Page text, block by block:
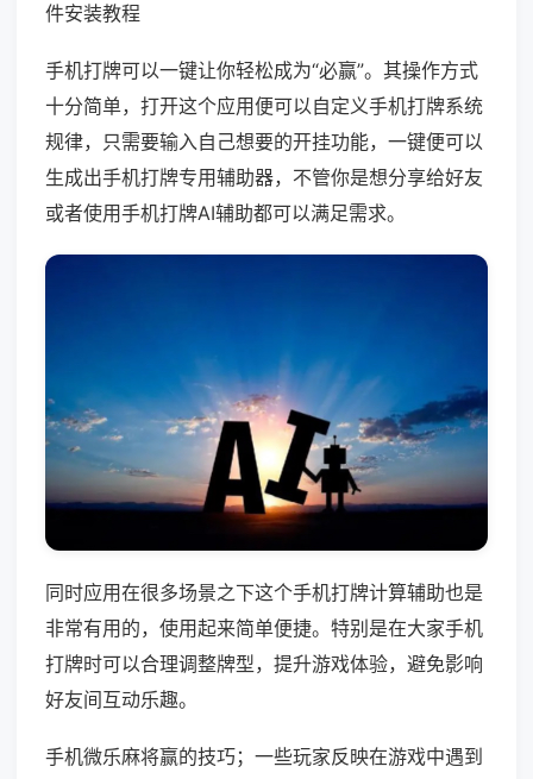
件安装教程
手机打牌可以一键让你轻松成为“必赢”。其操作方式
十分简单，打开这个应用便可以自定义手机打牌系统
规律，只需要输入自己想要的开挂功能，一键便可以
生成出手机打牌专用辅助器，不管你是想分享给好友
或者使用手机打牌AI辅助都可以满足需求。
同时应用在很多场景之下这个手机打牌计算辅助也是
非常有用的，使用起来简单便捷。特别是在大家手机
打牌时可以合理调整牌型，提升游戏体验，避免影响
好友间互动乐趣。
手机微乐麻将赢的技巧；一些玩家反映在游戏中遇到